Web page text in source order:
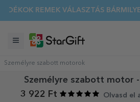
REMEK VÁLASZTÁS BÁRMILYEN
Személyre szabott motorok
Személyre szabott motor
3 922 Ft
Olvasd el